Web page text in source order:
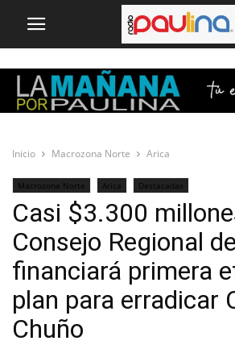
Inicio Macrozona Norte Arica
Macrozona Norte Arica Destacadas
Casi $3.300
Consejo Regional
financiará primera
plan para erradicar
Chuño